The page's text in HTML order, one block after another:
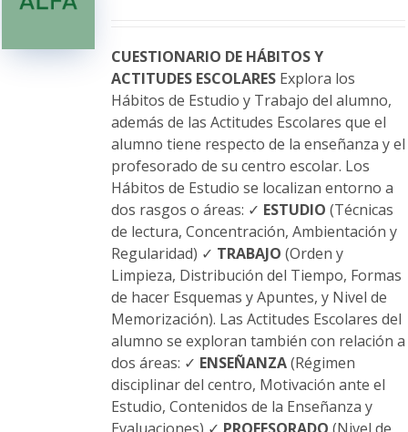
elegir
en
la
página
de
producto
CUESTIONARIO DE HÁBITOS Y
ACTITUDES ESCOLARESExplora los
Hábitos de Estudio y Trabajo del alumno,
además de las Actitudes Escolares que el
alumno tiene respecto de la enseñanza y el
profesorado de su centro escolar. Los
Hábitos de Estudio se localizan entorno a
dos rasgos o áreas: ✓ ESTUDIO (Técnicas
de lectura, Concentración, Ambientación y
Regularidad) ✓ TRABAJO (Orden y
Limpieza, Distribución del Tiempo, Formas
de hacer Esquemas y Apuntes, y Nivel de
Memorización). Las Actitudes Escolares del
alumno se exploran también con relación a
dos áreas: ✓ ENSEÑANZA(Régimen
disciplinar del centro, Motivación ante el
Estudio, Contenidos de la Enseñanza y